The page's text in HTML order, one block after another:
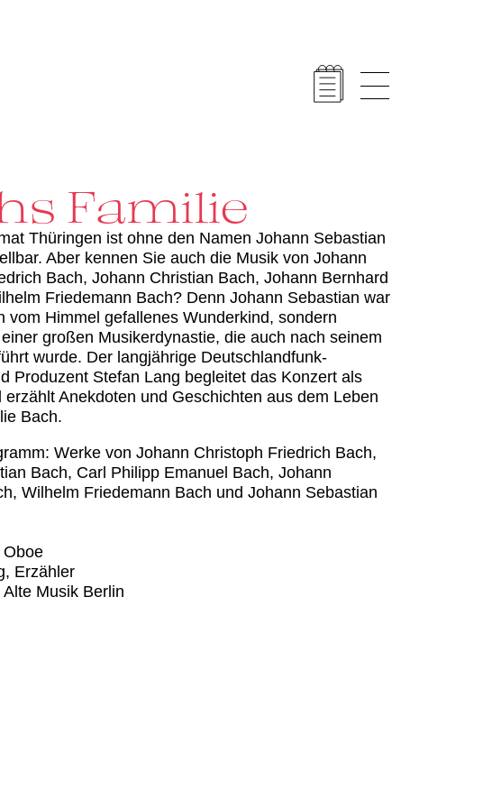
Familie
Thüringen ist ohne den Namen Johann Sebastian
Aber kennen Sie auch die Musik von Johann
Bach, Johann Christian Bach, Johann Bernhard
Friedemann Bach? Denn Johann Sebastian war
vom Himmel gefallenes Wunderkind, sondern
großen Musikerdynastie, die auch nach seinem
wurde. Der langjährige Deutschlandfunk-
Produzent Stefan Lang begleitet das Konzert als
erzählt Anekdoten und Geschichten aus dem Leben
Bach.
Werke von Johann Christoph Friedrich Bach,
Bach, Carl Philipp Emanuel Bach, Johann
Wilhelm Friedemann Bach und Johann Sebastian
Oboe
Erzähler
Musik Berlin